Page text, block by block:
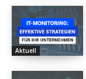
Aktuell